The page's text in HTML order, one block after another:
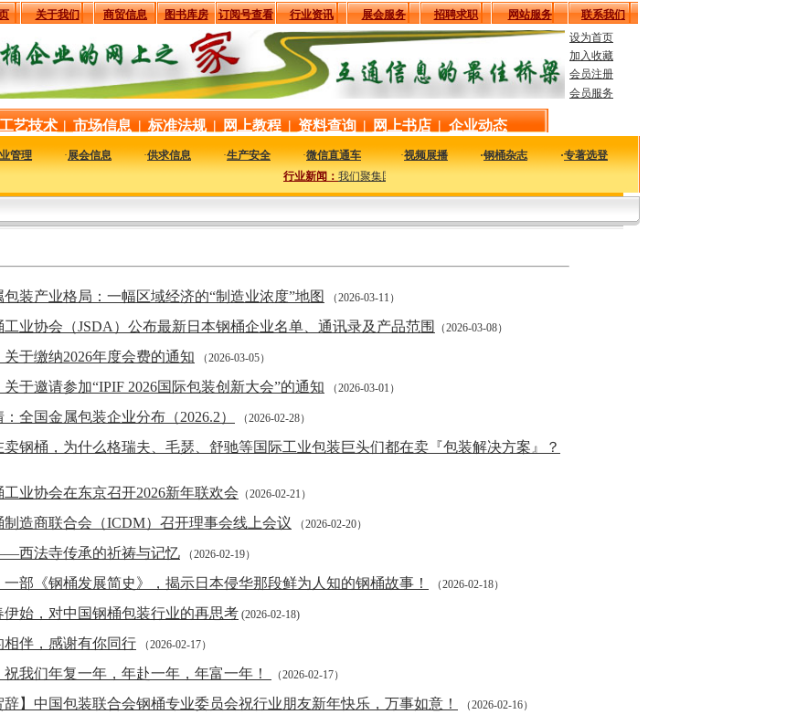
关于我们 商贸信息 图书库房 订阅号查看 行业资讯 展会服务 招聘求职 网站服务
联系我们
设为首页
加入收藏
会员注册
会员服务
工艺技术 | 市场信息 | 标准法规 | 网上教程 | 资料查询 | 网上书店 | 企业动态
管理 ·展会信息 ·供求信息 ·生产安全 ·微信直通车 ·视频展播 ·钢桶杂志 ·专著选登
行业新闻： 我们聚集国内外钢桶包装行业相关的新闻资料，让您足不出户了解行业大事，掌握发展方向。
包装产业格局：一幅区域经济的“制造业浓度”地图 （2026-03-11）
工业协会（JSDA）公布最新日本钢桶企业名单、通讯录及产品范围 （2026-03-08）
关于缴纳2026年度会费的通知 （2026-03-05）
关于邀请参加“IPIF 2026国际包装创新大会”的通知 （2026-03-01）
全国金属包装企业分布（2026.2） （2026-02-28）
卖钢桶，为什么格瑞夫、毛瑟、舒驰等国际工业包装巨头们都在卖『包装解决方案』？
工业协会在东京召开2026新年联欢会 （2026-02-21）
制造商联合会（ICDM）召开理事会线上会议 （2026-02-20）
西法寺传承的祈祷与记忆 （2026-02-19）
一部《钢桶发展简史》，揭示日本侵华那段鲜为人知的钢桶故事！ （2026-02-18）
伊始，对中国钢桶包装行业的再思考 (2026-02-18)
相伴，感谢有你同行 （2026-02-17）
祝我们年复一年，年赴一年，年富一年！ （2026-02-17）
辞】中国包装联合会钢桶专业委员会祝行业朋友新年快乐，万事如意！ （2026-02-16）